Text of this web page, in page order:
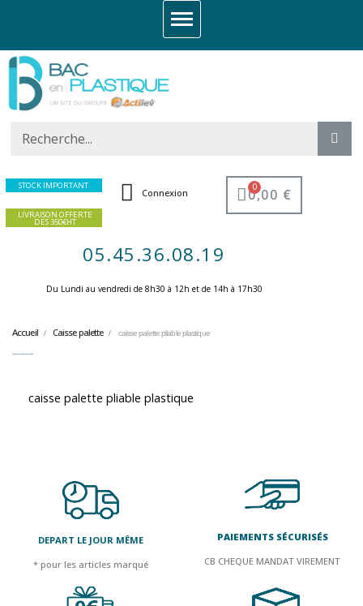
STOCK IMPORTANT
LIVRAISON OFFERTE
DES 350€HT
Connexion 0,00 €
05.45.36.08.19
Du Lundi au vendredi de 8h30 à 12h et de 14h à 17h30 ​
Accueil Caisse palette caisse palette pliable plastique
caisse palette pliable plastique
DEPART LE JOUR MÊME
* pour les articles marqué
PAIEMENTS SÉCURISÉS
CB CHEQUE MANDAT VIREMENT